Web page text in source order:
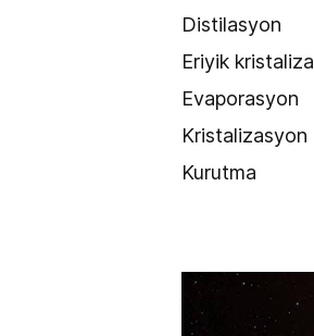
Distilasyon
Eriyik
Evaporasyon
Kristalizasyon
Kurutma